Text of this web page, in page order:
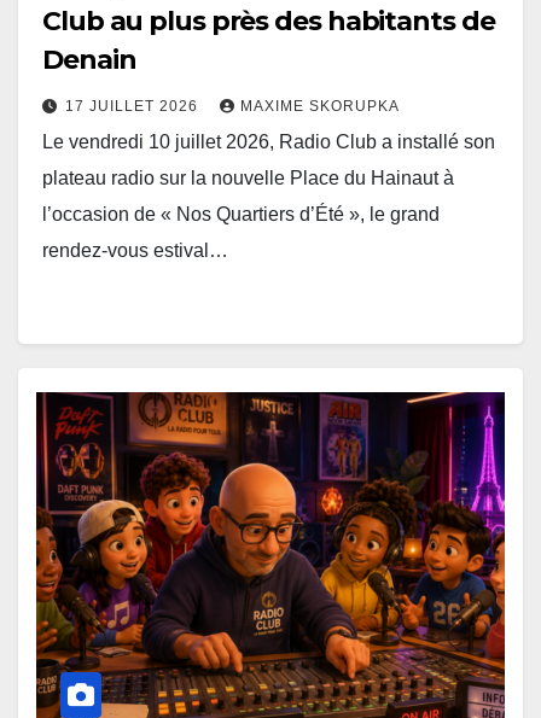
Club au plus près des habitants de
Denain
17 JUILLET 2026 MAXIME SKORUPKA
Le vendredi 10 juillet 2026, Radio Club a installé son
plateau radio sur la nouvelle Place du Hainaut à
l’occasion de « Nos Quartiers d’Été », le grand
rendez-vous estival…